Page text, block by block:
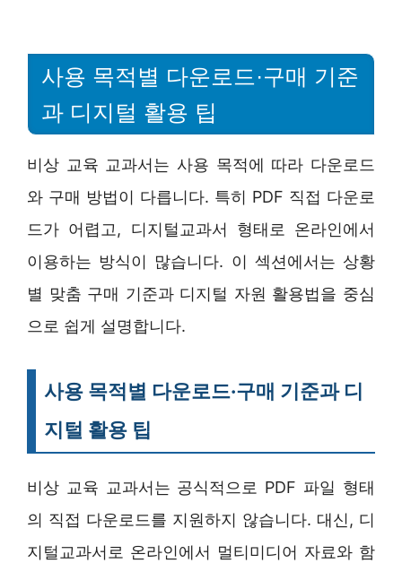
사용 목적별 다운로드·구매 기준
과 디지털 활용 팁
비상 교육 교과서는 사용 목적에 따라 다운로드
와 구매 방법이 다릅니다. 특히 PDF 직접 다운로
드가 어렵고, 디지털교과서 형태로 온라인에서
이용하는 방식이 많습니다. 이 섹션에서는 상황
별 맞춤 구매 기준과 디지털 자원 활용법을 중심
으로 쉽게 설명합니다.
사용 목적별 다운로드·구매 기준과 디
지털 활용 팁
비상 교육 교과서는 공식적으로 PDF 파일 형태
의 직접 다운로드를 지원하지 않습니다. 대신, 디
지털교과서로 온라인에서 멀티미디어 자료와 함